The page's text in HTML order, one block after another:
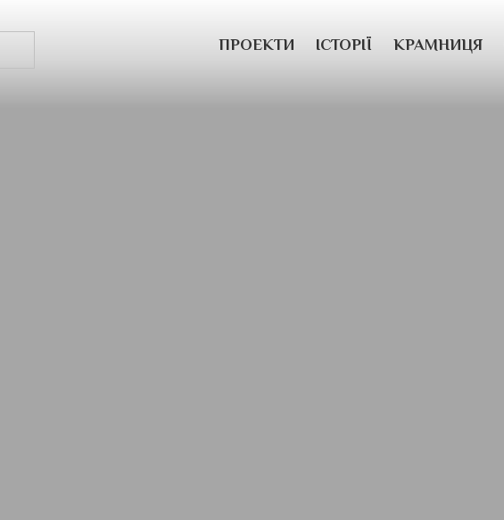
ПРОЕКТИ ІСТОРІЇ КРАМНИЦЯ